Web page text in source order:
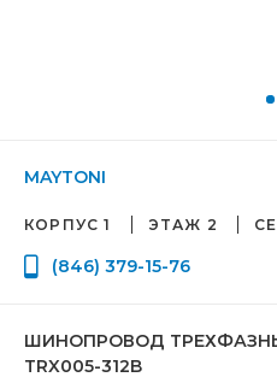
MAYTONI
КОРПУС 1 ЭТАЖ 2
(846) 379-15-76
ШИНОПРОВОД ТРЕХФАЗНЫЙ
TRX005-312B